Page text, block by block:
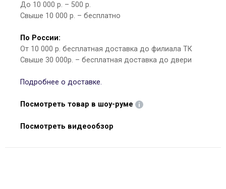
До 10 000 р. – 500 р.
Свыше 10 000 р. – бесплатно
По России:
От 10 000 р. бесплатная доставка до филиала ТК
Свыше 30 000р. – бесплатная доставка до двери
Подробнее о доставке.
Посмотреть товар в шоу-руме
Посмотреть видеообзор